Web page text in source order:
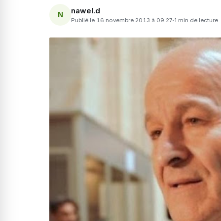
N nawel.d
Publié le 16 novembre 2013 à 09:27 1 min de lecture